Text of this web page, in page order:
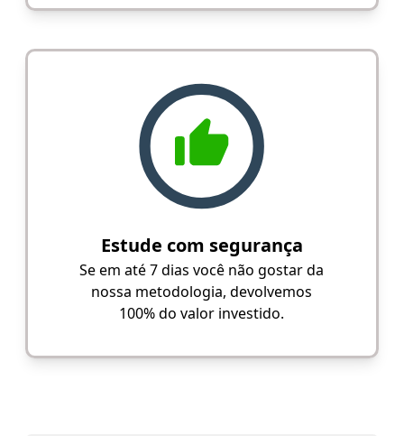
Estude com segurança
Se em até 7 dias você não gostar da
nossa metodologia, devolvemos
100% do valor investido.